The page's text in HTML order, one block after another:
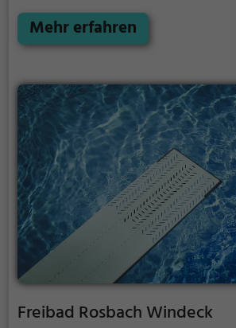
im Freibad Wallefeld Engelskirchen
seine Kosten. Bei gutem
auch verlängert werden.
findest du auf der Website.
Mehr erfahren
Freibad Rosbach Windeck